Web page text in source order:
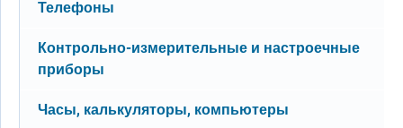
Нет новых сообщений
Телефоны
Нет новых сообщений
Контрольно-измерительные и настроечные
приборы
Нет новых сообщений
Часы, калькуляторы, компьютеры